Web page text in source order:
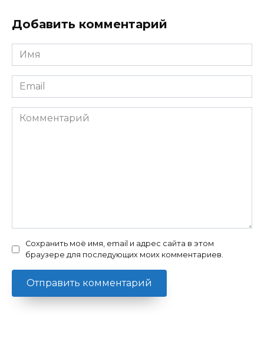
Добавить комментарий
Имя
Email
Комментарий
Сохранить моё имя, email и адрес сайта в этом
браузере для последующих моих комментариев.